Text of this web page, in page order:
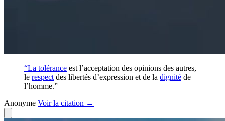
“La tolérance est l’acceptation des opinions des autres,
le respect des libertés d’expression et de la dignité de
l’homme.”
Anonyme Voirla citation →